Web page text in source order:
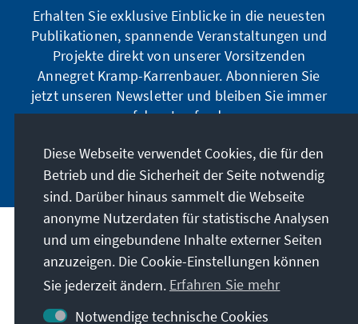
Erhalten Sie exklusive Einblicke in die neuesten
Publikationen, spannende Veranstaltungen und
Projekte direkt von unserer Vorsitzenden
Annegret Kramp-Karrenbauer. Abonnieren Sie
jetzt unseren Newsletter und bleiben Sie immer
auf dem Laufenden.
Jetzt abonnieren
Unser Auftrag
Kontakt
Diese Webseite verwendet Cookies, die für den
Betrieb und die Sicherheit der Seite notwendig
sind. Darüber hinaus sammelt die Webseite
anonyme Nutzerdaten für statistische Analysen
und um eingebundene Inhalte externer Seiten
anzuzeigen. Die Cookie-Einstellungen können
Sie jederzeit ändern. Erfahren Sie mehr
Notwendige technische Cookies